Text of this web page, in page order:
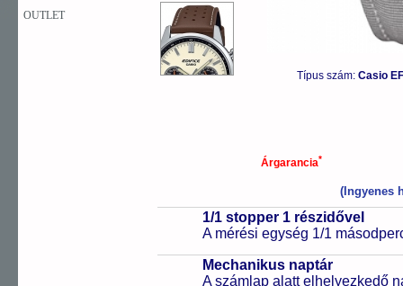
OUTLET
Típus szám: Casio
Árgarancia*
(Ingyenes
1/1 stopper 1 részidővel
A mérési egység 1/1
Mechanikus naptár
A számlap alatt elhelyezkedő